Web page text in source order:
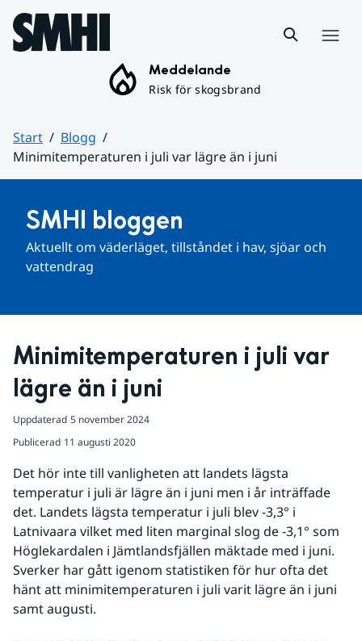
Hoppa till sidans innehåll
Meddelande
Risk för skogsbrand
Start
Blogg
Minimitemperaturen i juli var lägre än i juni
SMHI bloggen
Aktuellt om väderläget, tillståndet i hav, sjöar och
vattendrag
Minimitemperaturen i juli var
lägre än i juni
Uppdaterad 5 november 2024
Publicerad 11 augusti 2020
Det hör inte till vanligheten att landets lägsta
temperatur i juli är lägre än i juni men i år inträffade
det. Landets lägsta temperatur i juli blev -3,3° i
Latnivaara vilket med liten marginal slog de -3,1° som
Höglekardalen i Jämtlandsfjällen mäktade med i juni.
Sverker har gått igenom statistiken för hur ofta det
hänt att minimitemperaturen i juli varit lägre än i juni
samt augusti.